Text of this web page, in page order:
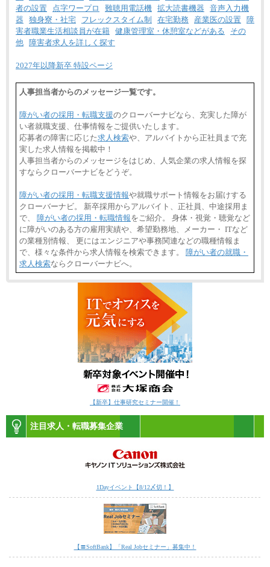
者の設置
点字ワープロ 難聴用電話機 拡大読書機器
音声入力機
器
独身寮・社宅 フレックスタイム制 在宅勤務 産業医の設置
障
害者職業生活相談員が在籍 健康管理室・休憩室などがある
その
他
障害者求人を詳しく探す
2027年以降新卒 特設ページ
人事担当者からのメッセージ一覧です。
障がい者の採用・転職支援のクローバーナビなら、充実した障が
い者就職支援、仕事情報をご提供いたします。
応募者の障害に応じた求人検索や、アルバイトから正社員まで充
実した求人情報を掲載中！
人事担当者からのメッセージをはじめ、人気企業の求人情報を探
すならクローバーナビをどうぞ。
障がい者の採用・転職支援情報や就職サポート情報をお届けする
クローバーナビ。 新卒採用からアルバイト、正社員、中途採用ま
で、 障がい者の採用・転職情報をご紹介。 身体・視覚・聴覚など
に障がいのある方の雇用実績や、希望勤務地、メーカー・ ITなど
の業種別情報、 更にはエンジニアや事務関連などの職種情報ま
で、様々な条件から求人情報を検索できます。 障がい者の就職・
求人検索ならクローバーナビへ。
【新卒】仕事研究セミナー開催！
注目求人・転職募集企業
1Dayイベント【8/12〆切！】
【〓SoftBank】「Real Jobセミナー」募集中！